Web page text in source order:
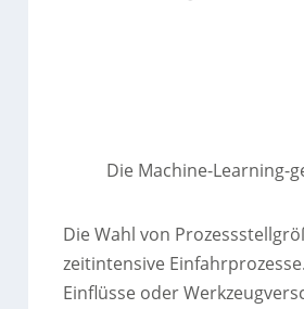
Die Machine-Learning-
Die Wahl von
zeitintensive
Einflüsse oder